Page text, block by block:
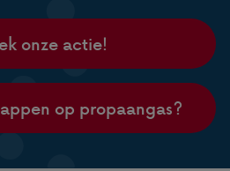
onze actie!
op propaangas?